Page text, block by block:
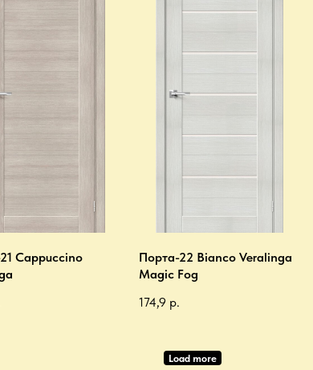
Cappuccino
Порта-22 Bianco Veralinga
Magic Fog
174,9 р.
Load more